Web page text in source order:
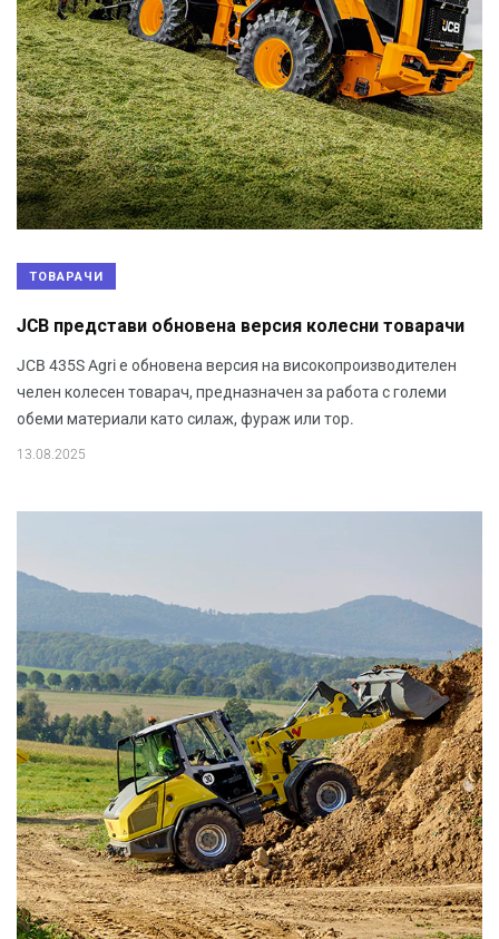
ТОВАРАЧИ
JCB представи обновена версия колесни товарачи
JCB 435S Agri е обновена версия на високопроизводителен
челен колесен товарач, предназначен за работа с големи
обеми материали като силаж, фураж или тор.
13.08.2025